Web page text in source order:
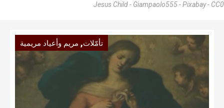
Jesus Child - Giampaolo555 - Pixabay - CC0
تأمّلات, مريم وأعياد مريمية